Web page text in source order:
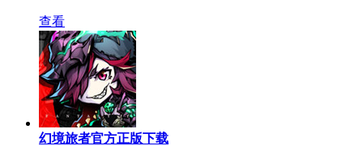
查看
幻境旅者官方正版下载